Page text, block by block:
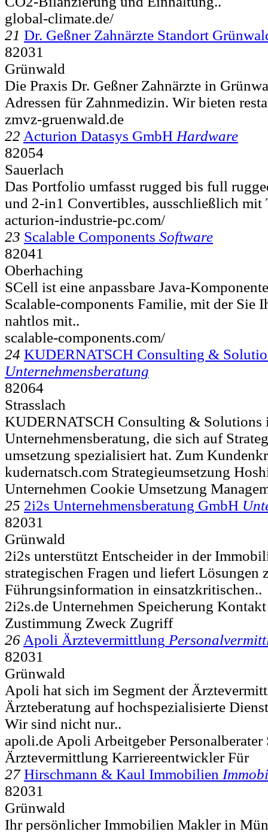
global-climate.de/
21 Dr. Geßner Zahnärzte Standort
82031
Grünwald
Die Praxis Dr. Geßner Zahnärzte in
Adressen für Zahnmedizin. Wir bieten
zmvz-gruenwald.de
22 Acturion Datasys GmbH Hardware
82054
Sauerlach
Das Portfolio umfasst rugged bis full
und 2-in1 Convertibles, ausschließlich mit
acturion-industrie-pc.com/
23 Scalable Components Software
82041
Oberhaching
SCell ist eine anpassbare Java-
Scalable-components Familie, mit der Sie
nahtlos mit..
scalable-components.com/
24 KUDERNATSCH Consulting &
Unternehmensberatung
82064
Strasslach
KUDERNATSCH Consulting & Solutions
Unternehmensberatung, die sich auf
umsetzung spezialisiert hat. Zum
kudernatsch.com Strategieumsetzung
Unternehmen Cookie Umsetzung
25 2i2s Unternehmensberatung GmbH
82031
Grünwald
2i2s unterstützt Entscheider in der
strategischen Fragen und liefert Lösungen
Führungsinformation in einsatzkritischen..
2i2s.de Unternehmen Speicherung
Zustimmung Zweck Zugriff
26 Apoli Ärztevermittlung
82031
Grünwald
Apoli hat sich im Segment der
Ärzteberatung auf hochspezialisierte
Wir sind nicht nur..
apoli.de Apoli Arbeitgeber Personalberater
Ärztevermittlung Karriereentwickler Für
27 Hirschmann & Kaul Immobilien
82031
Grünwald
Ihr persönlicher Immobilien Makler in